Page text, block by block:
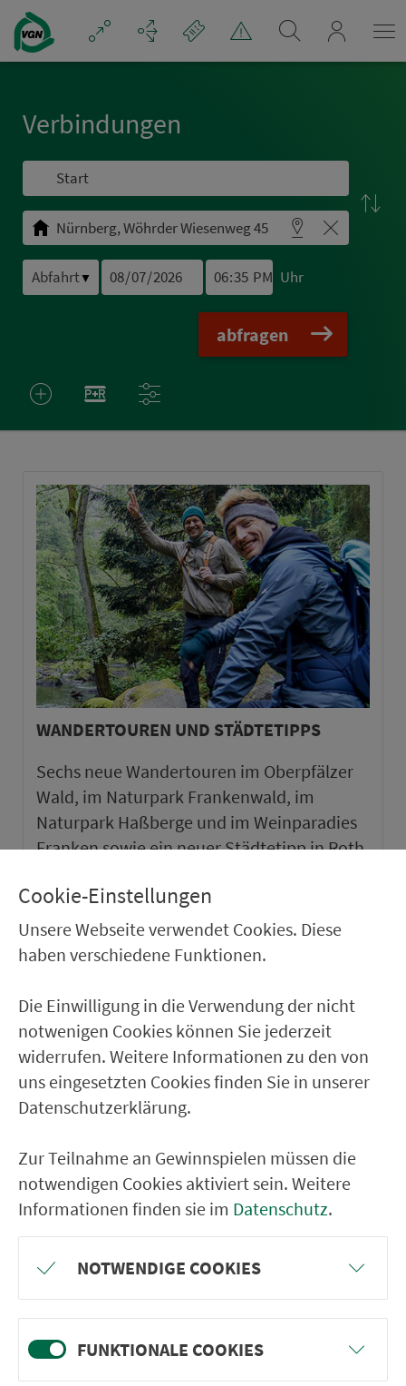
Navigation überspringen
Ver­bin­dungen
▼ Uhr
abfragen
WANDERTOUREN UND STÄDTETIPPS
Sechs neue Wandertouren im Oberpfälzer
Wald, im Naturpark Frankenwald, im
Naturpark Haßberge und im Weinparadies
Franken sowie ein neuer Städtetipp in Roth.
VGN-SOMMER 2026
Mach mit und gewinne einen von 1.000
Team-Plätzen für eine Abenteuer-Rallye!
weiter
Cookie-Einstellungen
Unsere Webseite verwendet Cookies. Diese
haben verschiedene Funktionen.
Die Einwilligung in die Verwendung der nicht
notwenigen Cookies können Sie jederzeit
widerrufen. Weitere Informationen zu den von
uns eingesetzten Cookies finden Sie in unserer
Datenschutzerklärung.
Zur Teilnahme an Gewinnspielen müssen die
notwendigen Cookies aktiviert sein. Weitere
Informationen finden sie im Datenschutz.
NOTWENDIGE COOKIES
FUNKTIONALE COOKIES